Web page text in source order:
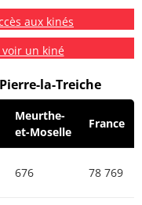
aux kinés
un kiné
la-Treiche
Meurthe-
et-Moselle
France
676 78 769